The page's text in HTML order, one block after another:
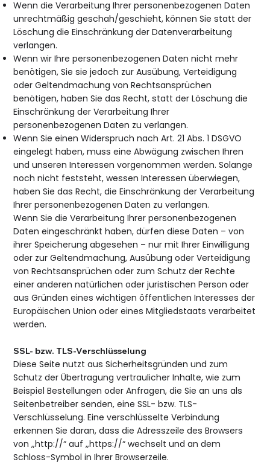
Wenn die Verarbeitung Ihrer personenbezogenen Daten
unrechtmäßig geschah/geschieht, können Sie statt der
Löschung die Einschränkung der Datenverarbeitung
verlangen.
Wenn wir Ihre personenbezogenen Daten nicht mehr
benötigen, Sie sie jedoch zur Ausübung, Verteidigung
oder Geltendmachung von Rechtsansprüchen
benötigen, haben Sie das Recht, statt der Löschung die
Einschränkung der Verarbeitung Ihrer
personenbezogenen Daten zu verlangen.
Wenn Sie einen Widerspruch nach Art. 21 Abs. 1 DSGVO
eingelegt haben, muss eine Abwägung zwischen Ihren
und unseren Interessen vorgenommen werden. Solange
noch nicht feststeht, wessen Interessen überwiegen,
haben Sie das Recht, die Einschränkung der Verarbeitung
Ihrer personenbezogenen Daten zu verlangen.
Wenn Sie die Verarbeitung Ihrer personenbezogenen
Daten eingeschränkt haben, dürfen diese Daten – von
ihrer Speicherung abgesehen – nur mit Ihrer Einwilligung
oder zur Geltendmachung, Ausübung oder Verteidigung
von Rechtsansprüchen oder zum Schutz der Rechte
einer anderen natürlichen oder juristischen Person oder
aus Gründen eines wichtigen öffentlichen Interesses der
Europäischen Union oder eines Mitgliedstaats verarbeitet
werden.
SSL- bzw. TLS-Verschlüsselung
Diese Seite nutzt aus Sicherheitsgründen und zum
Schutz der Übertragung vertraulicher Inhalte, wie zum
Beispiel Bestellungen oder Anfragen, die Sie an uns als
Seitenbetreiber senden, eine SSL- bzw. TLS-
Verschlüsselung. Eine verschlüsselte Verbindung
erkennen Sie daran, dass die Adresszeile des Browsers
von „http://“ auf „https://“ wechselt und an dem
Schloss-Symbol in Ihrer Browserzeile.